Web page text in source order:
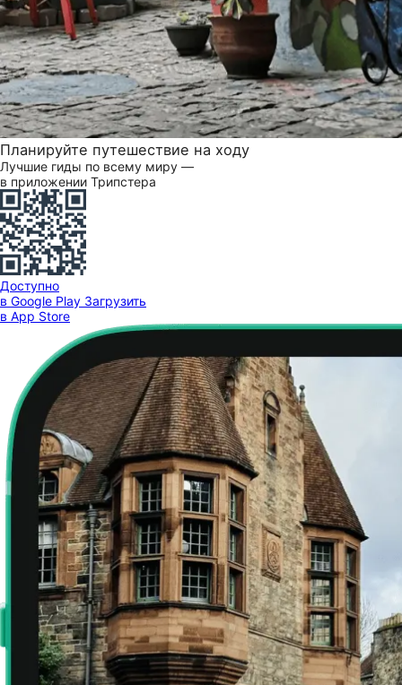
Планируйте путешествие на ходу
Лучшие гиды по всему миру —
в приложении Трипстера
Доступно
в Google Play Загрузить
в App Store